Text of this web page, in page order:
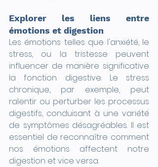
Explorer les liens entre
émotions et digestion
Les émotions telles que l'anxiété, le
stress, ou la tristesse peuvent
influencer de manière significative
la fonction digestive. Le stress
chronique, par exemple, peut
ralentir ou perturber les processus
digestifs, conduisant à une variété
de symptômes désagréables. Il est
essentiel de reconnaître comment
nos émotions affectent notre
digestion et vice versa.